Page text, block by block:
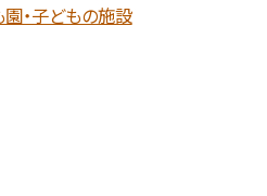
・子どもの施設